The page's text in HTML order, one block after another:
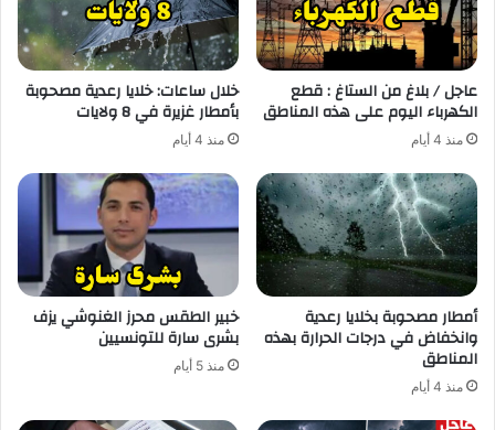
عاجل / بلاغ من الستاغ : قطع
الكهرباء اليوم على هذه المناطق
منذ 4 أيام
خلال ساعات: خلايا رعدية مصحوبة
بأمطار غزيرة في 8 ولايات
منذ 4 أيام
أمطار مصحوبة بخلايا رعدية
وانخفاض في درجات الحرارة بهذه
المناطق
منذ 4 أيام
خبير الطقس محرز الغنوشي يزف
بشرى سارة للتونسيين
منذ 5 أيام